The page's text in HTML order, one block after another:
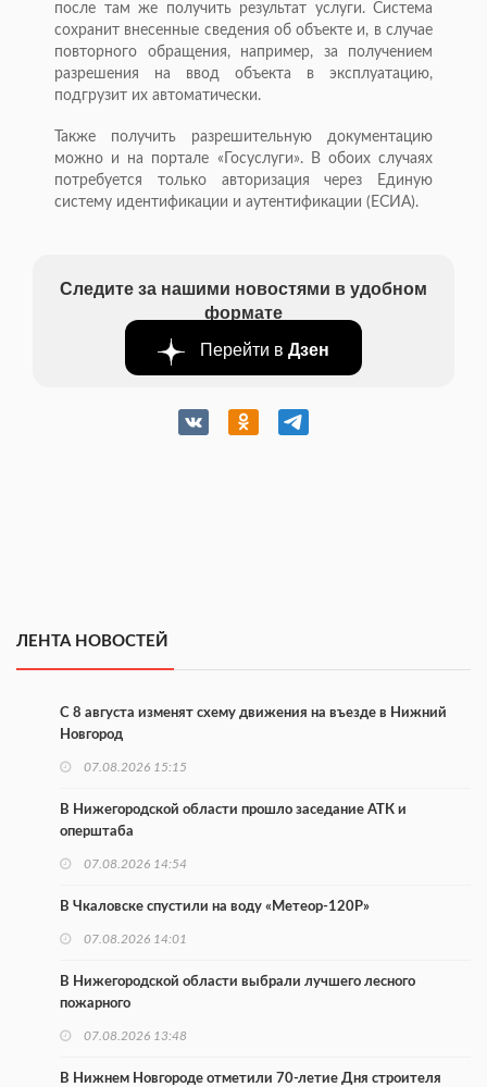
после там же получить результат услуги. Система
сохранит внесенные сведения об объекте и, в случае
повторного обращения, например, за получением
разрешения на ввод объекта в эксплуатацию,
подгрузит их автоматически.
Также получить разрешительную документацию
можно и на портале «Госуслуги». В обоих случаях
потребуется только авторизация через Единую
систему идентификации и аутентификации (ЕСИА).
Следите за нашими новостями в удобном
формате
Перейти в Дзен
ЛЕНТА НОВОСТЕЙ
С 8 августа изменят схему движения на въезде в Нижний
Новгород
07.08.2026 15:15
В Нижегородской области прошло заседание АТК и
оперштаба
07.08.2026 14:54
В Чкаловске спустили на воду «Метеор-120Р»
07.08.2026 14:01
В Нижегородской области выбрали лучшего лесного
пожарного
07.08.2026 13:48
В Нижнем Новгороде отметили 70-летие Дня строителя